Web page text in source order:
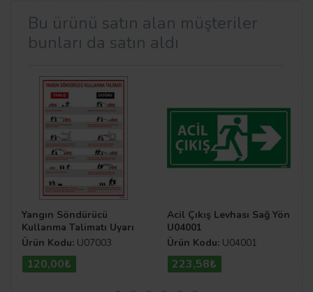
Bu ürünü satın alan müşteriler
bunları da satın aldı
Yangın Söndürücü
Kullanma Talimatı Uyarı
Levhası
Ürün Kodu: U07003
120,00₺
Acil Çıkış Levhası Sağ Yön
U04001
Ürün Kodu: U04001
223,58₺